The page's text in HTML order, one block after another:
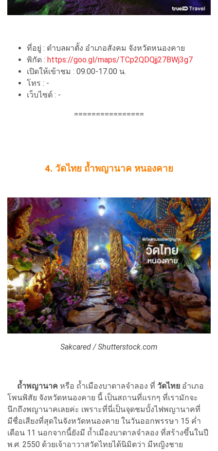
ที่อยู่ : ตำบลผาตั้ง อำเภอสังคม จังหวัดหนองคาย
พิกัด : https://goo.gl/maps/TCp2QDQjj27BWj3g7
เปิดให้เข้าชม : 09.00-17.00 น.
โทร : -
เว็บไซต์ : -
================
4. วัดไทย ถ้ำพญานาค หนองคาย
Sakcared / Shutterstock.com
ถ้ำพญานาค หรือ ถ้ำเมืองบาดาลจำลอง ที่ วัดไทย อำเภอ
โพนพิสัย จังหวัดหนองคาย นี้ เป็นสถานที่แรกๆ ที่เรามักจะ
นึกถึงพญานาคเลยค่ะ เพราะที่นี่เป็นจุดชมบั้งไฟพญานาคที่
มีชื่อเสียงที่สุดในจังหวัดหนองคาย ในวันออกพรรษา 15 ค่ำ
เดือน 11 นอกจากนี้ยังมี ถ้ำเมืองบาดาลจำลอง ที่สร้างขึ้นในปี
พ.ศ. 2550 ด้วยเจ้าอาวาสวัดไทยได้นิมิตว่า มีหญิงชาย